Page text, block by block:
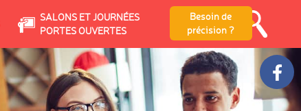
SALONS ET JOURNÉES
PORTES OUVERTES
Besoin de
précision ?